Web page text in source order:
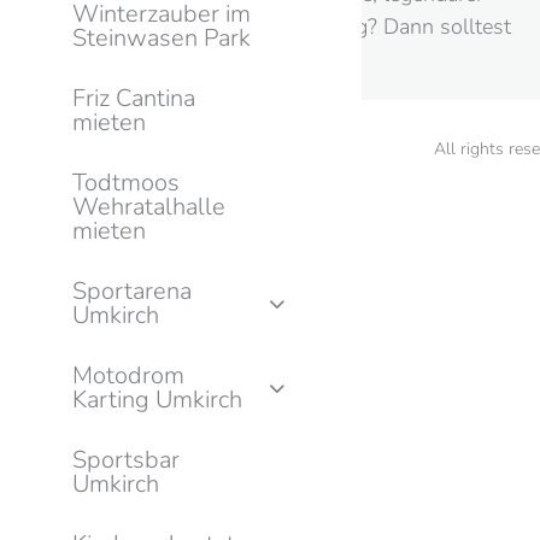
Hits und bester Stimmung? Dann solltest
All rights
Winterzauber im
Steinwasen Park
Friz Cantina
mieten
Todtmoos
Wehratalhalle
mieten
Sportarena
Umkirch
Motodrom
Karting Umkirch
Sportsbar
Umkirch